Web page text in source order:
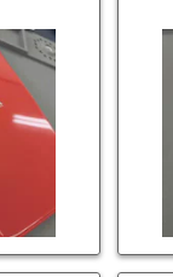
インか
！バッ
理事例